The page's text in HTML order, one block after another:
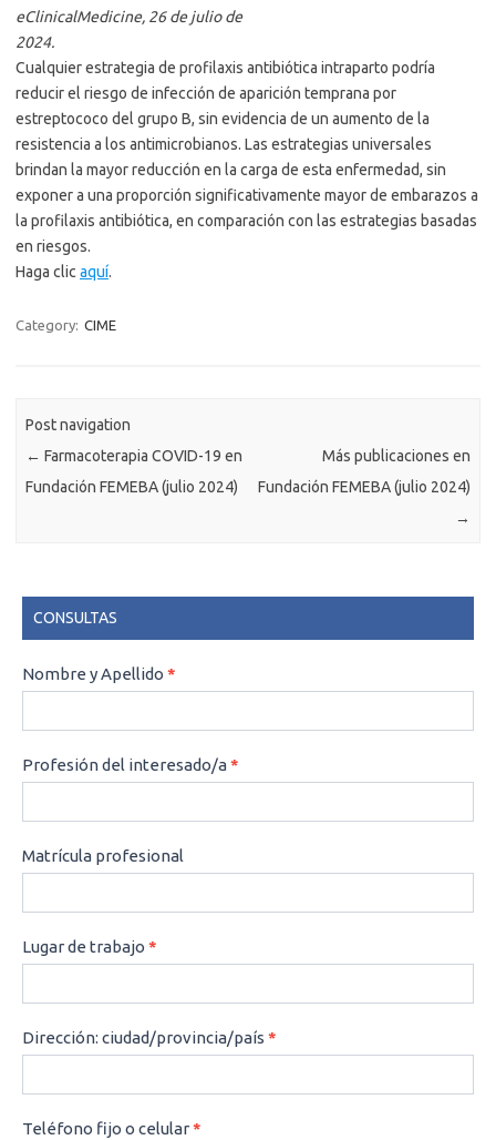
eClinicalMedicine, 26 de julio de
2024.
Cualquier estrategia de profilaxis antibiótica intraparto podría
reducir el riesgo de infección de aparición temprana por
estreptococo del grupo B, sin evidencia de un aumento de la
resistencia a los antimicrobianos. Las estrategias universales
brindan la mayor reducción en la carga de esta enfermedad, sin
exponer a una proporción significativamente mayor de embarazos a
la profilaxis antibiótica, en comparación con las estrategias basadas
en riesgos.
Haga clicaquí.
Category: CIME
Post navigation
← Farmacoterapia COVID-19 en
Fundación FEMEBA (julio 2024)
Más publicaciones en
Fundación FEMEBA (julio 2024)
→
CONSULTAS
CONSULTAS
Nombre y Apellido *
Profesión del interesado/a*
Matrícula profesional
Lugar de trabajo *
Dirección: ciudad/provincia/país *
Teléfono fijo o celular*